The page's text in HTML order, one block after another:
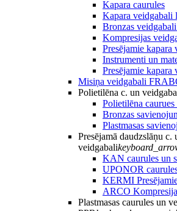
Kapara caurules
Kapara veidgabali
Bronzas
Kompresijas
Presējamie kapara
Instrumenti un
Presējamie
Misiņa veidgabali
Polietilēna c. un
Polietilēna
Bronzas
Plastmasas
Presējamā daudzslāņu c.
veidgabali
KAN caurules un
UPONOR
KERMI
ARCO
Plastmasas caurules un